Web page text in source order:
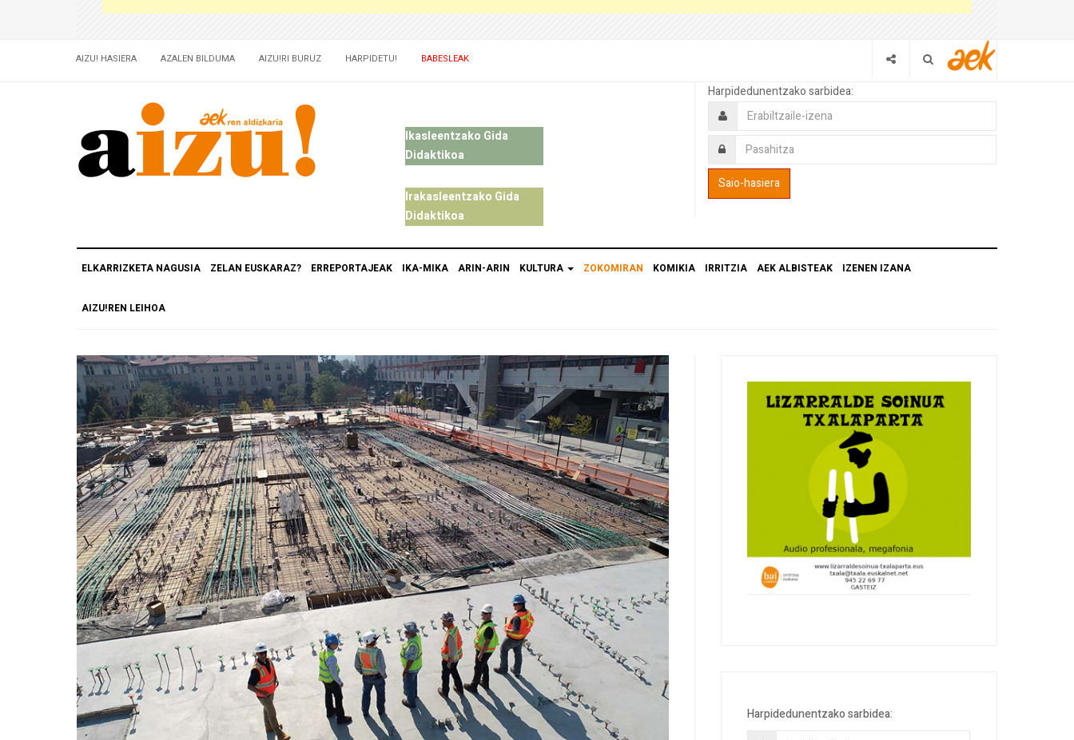
AIZU! HASIERA AZALEN BILDUMA AIZU!RI BURUZ HARPIDETU! BABESLEAK
Ikasleentzako Gida
Didaktikoa
Irakasleentzako Gida
Didaktikoa
Harpidedunentzako sarbidea:
ELKARRIZKETA NAGUSIA ZELAN EUSKARAZ? ERREPORTAJEAK IKA-MIKA ARIN-ARIN KULTURA ZOKOMIRAN KOMIKIA IRRITZIA AEK ALBISTEAK IZENEN IZANA
AIZU!REN LEIHOA
Harpidedunentzako sarbidea: